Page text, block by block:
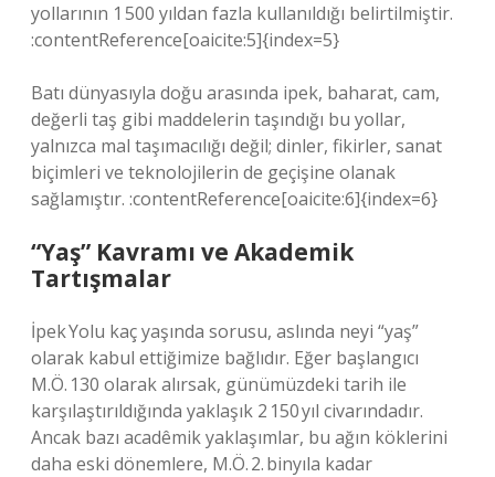
yollarının 1 500 yıldan fazla kullanıldığı belirtilmiştir.
:contentReference[oaicite:5]{index=5}
Batı dünyasıyla doğu arasında ipek, baharat, cam,
değerli taş gibi maddelerin taşındığı bu yollar,
yalnızca mal taşımacılığı değil; dinler, fikirler, sanat
biçimleri ve teknolojilerin de geçişine olanak
sağlamıştır. :contentReference[oaicite:6]{index=6}
“Yaş” Kavramı ve Akademik
Tartışmalar
İpek Yolu kaç yaşında sorusu, aslında neyi “yaş”
olarak kabul ettiğimize bağlıdır. Eğer başlangıcı
M.Ö. 130 olarak alırsak, günümüzdeki tarih ile
karşılaştırıldığında yaklaşık 2 150 yıl civarındadır.
Ancak bazı acadêmik yaklaşımlar, bu ağın köklerini
daha eski dönemlere, M.Ö. 2. binyıla kadar